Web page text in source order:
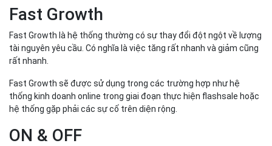
Fast Growth
Fast Growth là hệ thống thường có sự thay đổi đột ngột về lượng
tài nguyên yêu cầu. Có nghĩa là việc tăng rất nhanh và giảm cũng
rất nhanh.
Fast Growth sẽ được sử dụng trong các trường hợp như hệ
thống kinh doanh online trong giai đoạn thực hiện flashsale hoặc
hệ thống gặp phải các sự cố trên diện rộng.
ON & OFF